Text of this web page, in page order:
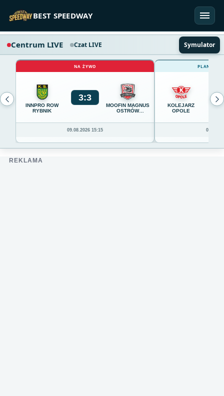
BEST SPEEDWAY
Centrum LIVE Czat LIVE Symulator
NA ŻYWO
INNPRO ROW
RYBNIK
3:3
MOOFIN MAGNUS
OSTRÓW
09.08.2026 15:15
KOLEJARZ
OPOLE
0
REKLAMA